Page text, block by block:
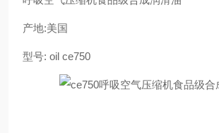
产地:美国
型号: oil ce750